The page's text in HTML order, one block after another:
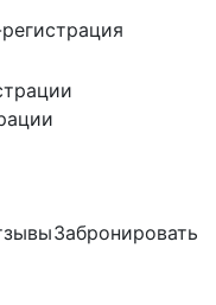
Забронировать